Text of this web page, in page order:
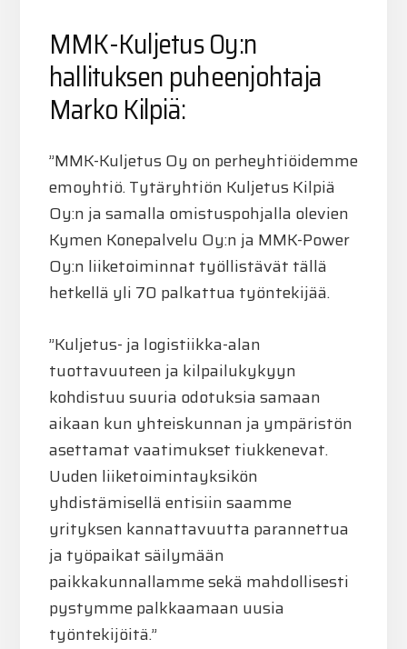
MMK-Kuljetus Oy:n
hallituksen puheenjohtaja
Marko Kilpiä:
”MMK-Kuljetus Oy on perheyhtiöidemme
emoyhtiö. Tytäryhtiön Kuljetus Kilpiä
Oy:n ja samalla omistuspohjalla olevien
Kymen Konepalvelu Oy:n ja MMK-Power
Oy:n liiketoiminnat työllistävät tällä
hetkellä yli 70 palkattua työntekijää.
”Kuljetus- ja logistiikka-alan
tuottavuuteen ja kilpailukykyyn
kohdistuu suuria odotuksia samaan
aikaan kun yhteiskunnan ja ympäristön
asettamat vaatimukset tiukkenevat.
Uuden liiketoimintayksikön
yhdistämisellä entisiin saamme
yrityksen kannattavuutta parannettua
ja työpaikat säilymään
paikkakunnallamme sekä mahdollisesti
pystymme palkkaamaan uusia
työntekijöitä.”